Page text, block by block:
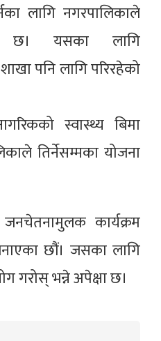
लागि नगरपालिकाले
छ। यसका लागि
पनि लागि परिरहेको
स्वास्थ्य बिमा
तिर्नेसम्मका योजना
जनचेतनामुलक कार्यक्रम
छौं। जसका लागि
गरोस् भन्ने अपेक्षा छ।